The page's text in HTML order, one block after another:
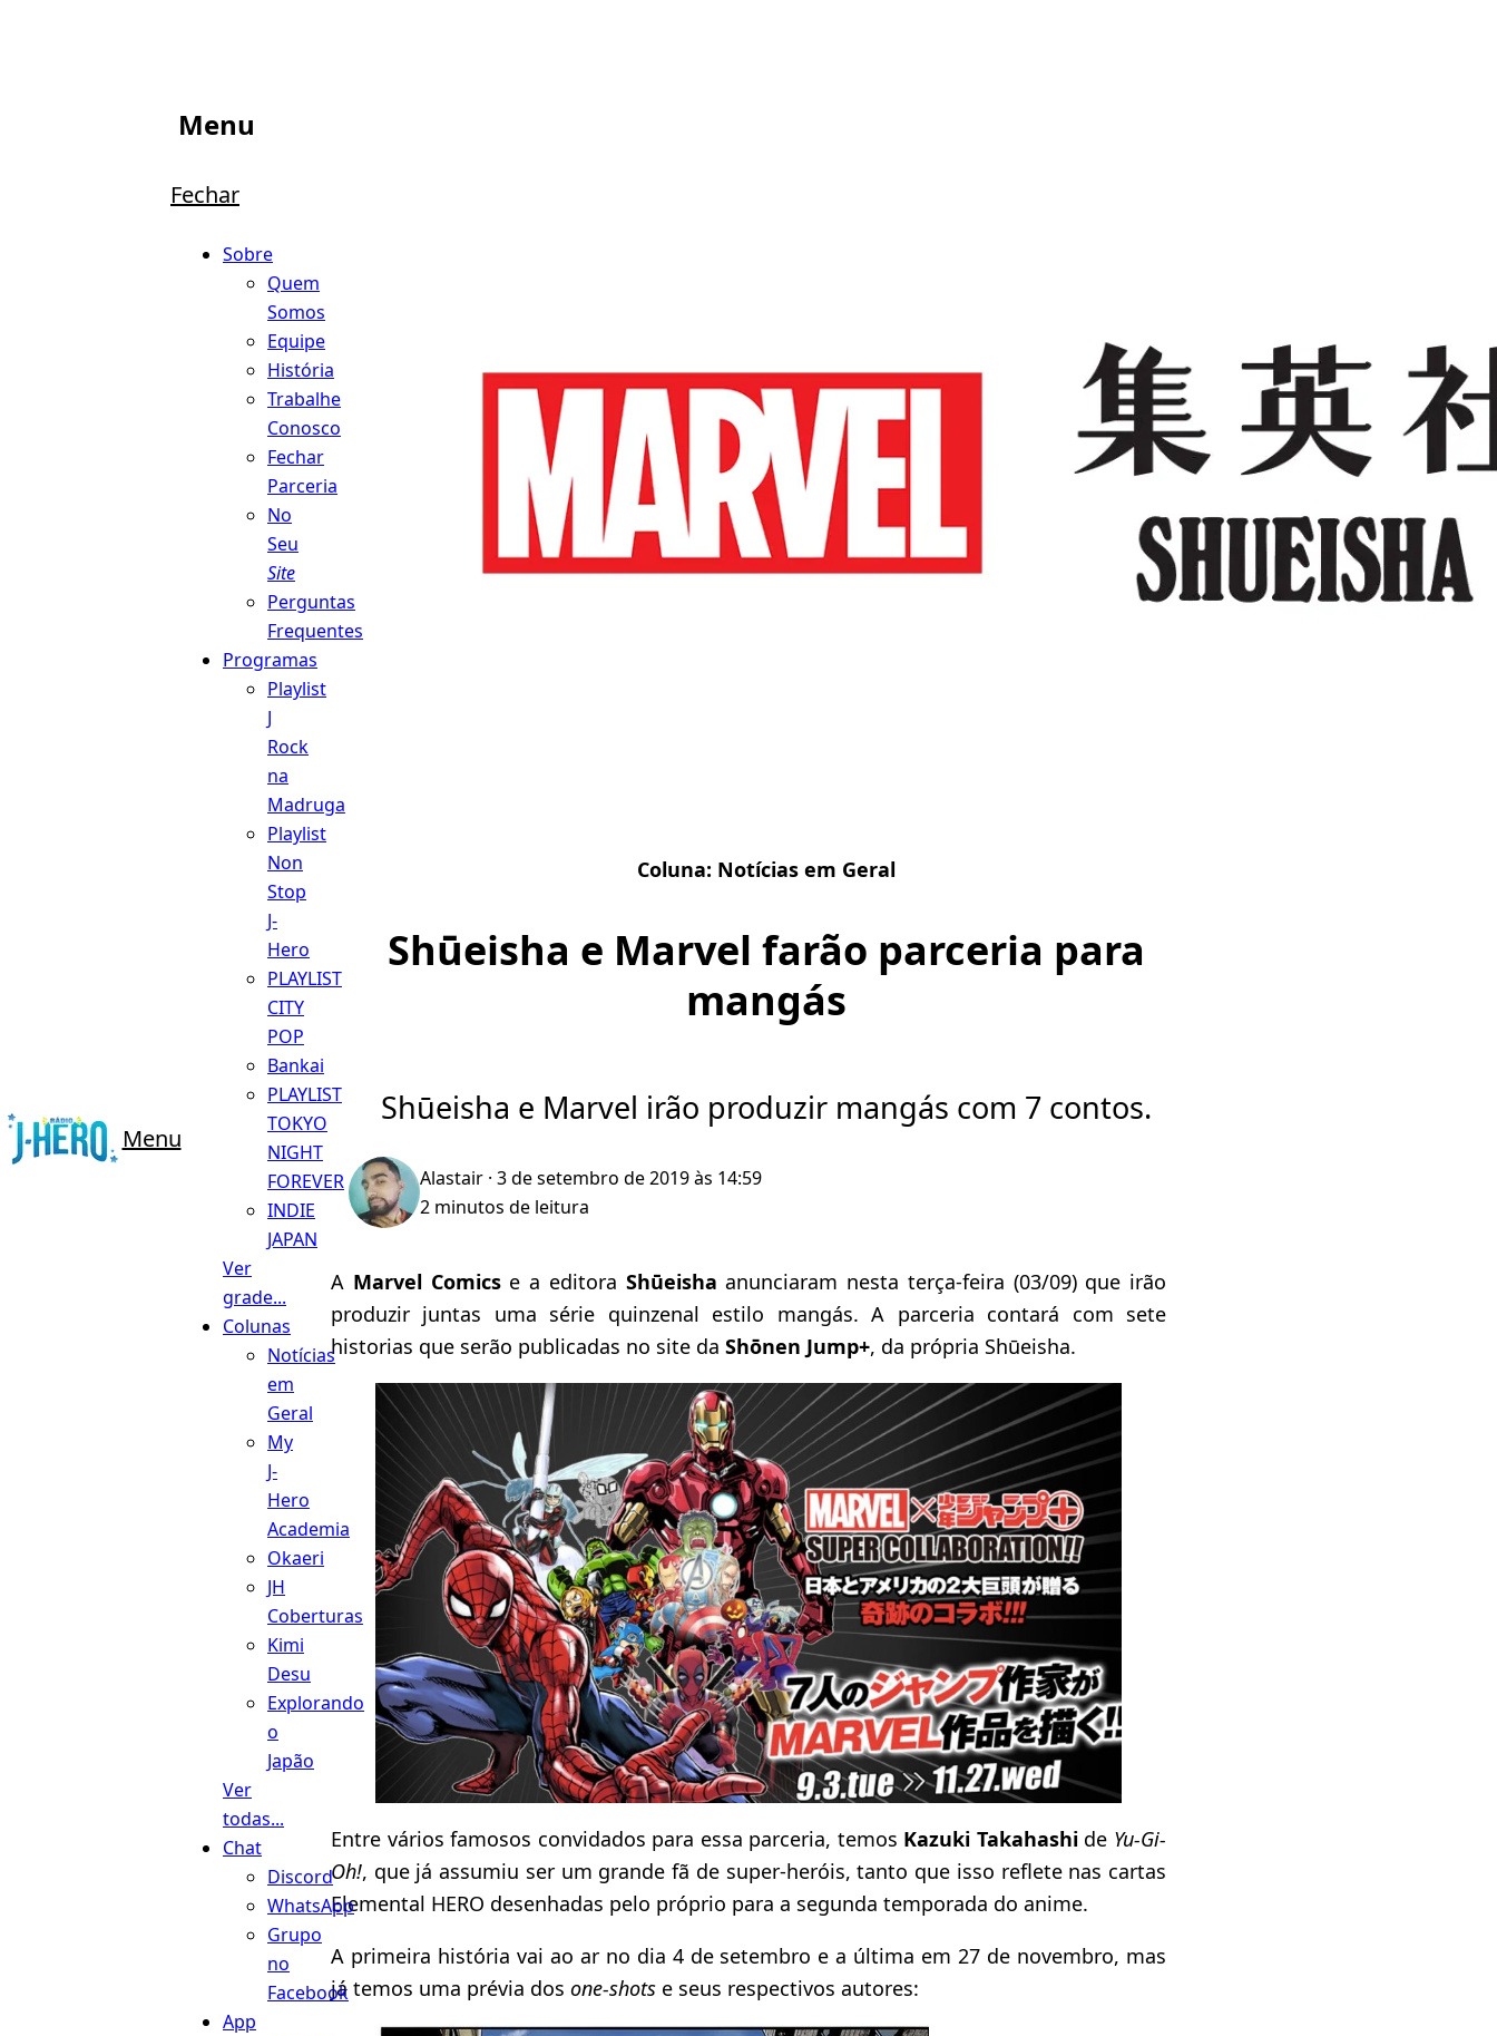
Menu
Menu
Fechar
Sobre
Quem
Somos
Equipe
História
Trabalhe
Conosco
Fechar
Parceria
No
Seu
Site
Perguntas
Frequentes
Programas
Playlist
J
Rock
na
Madruga
Playlist
Non
Stop
J-
Hero
PLAYLIST
CITY
POP
Bankai
PLAYLIST
TOKYO
NIGHT
FOREVER
INDIE
JAPAN
Ver
grade...
Colunas
Notícias
em
Geral
My
J-
Hero
Academia
Okaeri
JH
Coberturas
Kimi
Desu
Explorando
o
Japão
Ver
todas...
Chat
Discord
WhatsApp
Grupo
no
Facebook
App
Coluna: Notícias em Geral
Shūeisha e Marvel farão parceria para
mangás
Shūeisha e Marvel irão produzir mangás com 7 contos.
Alastair · 3 de setembro de 2019 às 14:59
2 minutos de leitura
A Marvel Comicse a editora Shūeisha anunciaram nesta terça-feira (03/09) que irão
produzir juntas uma série quinzenal estilo mangás. A parceria contará com sete
historias que serão publicadas no site da Shōnen Jump+, da própria Shūeisha.
Entre vários famosos convidados para essa parceria, temos Kazuki Takahashide Yu-Gi-
Oh!, que já assumiu ser um grande fã de super-heróis, tanto que isso reflete nas cartas
Elemental HERO desenhadas pelo próprio para a segunda temporada do anime.
A primeira história vai ao ar no dia 4 de setembro e a última em 27 de novembro, mas
já temos uma prévia dos one-shots e seus respectivos autores: